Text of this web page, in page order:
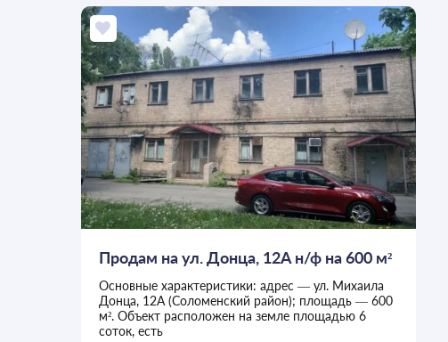
Продам на ул. Донца, 12А н/ф на 600 м²
Основные характеристики: адрес — ул. Михаила
Донца, 12А (Соломенский район); площадь — 600
м². Объект расположен на земле площадью 6
соток, есть